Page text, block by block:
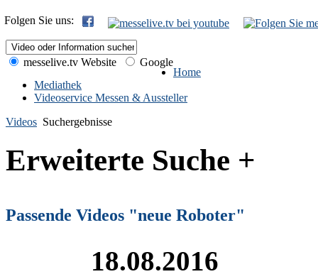
Folgen Sie uns:
messelive.tv Website
Google
Home
Mediathek
Videoservice Messen & Aussteller
Videos Suchergebnisse
Erweiterte Suche +
Passende Videos "neue Roboter"
18.08.2016